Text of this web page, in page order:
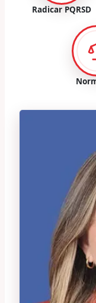
Radicar PQRSD